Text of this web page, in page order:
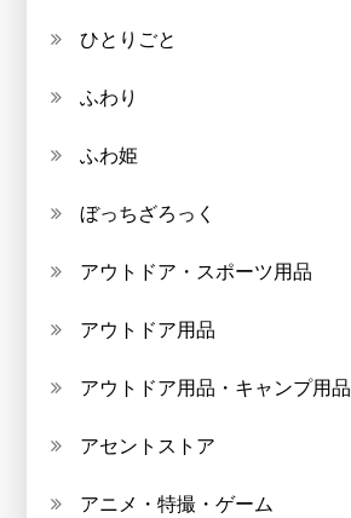
ひとりごと
ふわり
ふわ姫
ぼっちざろっく
アウトドア・スポーツ用品
アウトドア用品
アウトドア用品・キャンプ用品
アセントストア
アニメ・特撮・ゲーム